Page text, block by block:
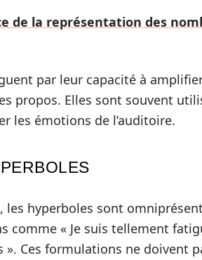
de la représentation des
par leur capacité à
propos. Elles sont souvent
les émotions de l’auditoire.
les hyperboles sont
comme « Je suis tellement
». Ces formulations ne doivent